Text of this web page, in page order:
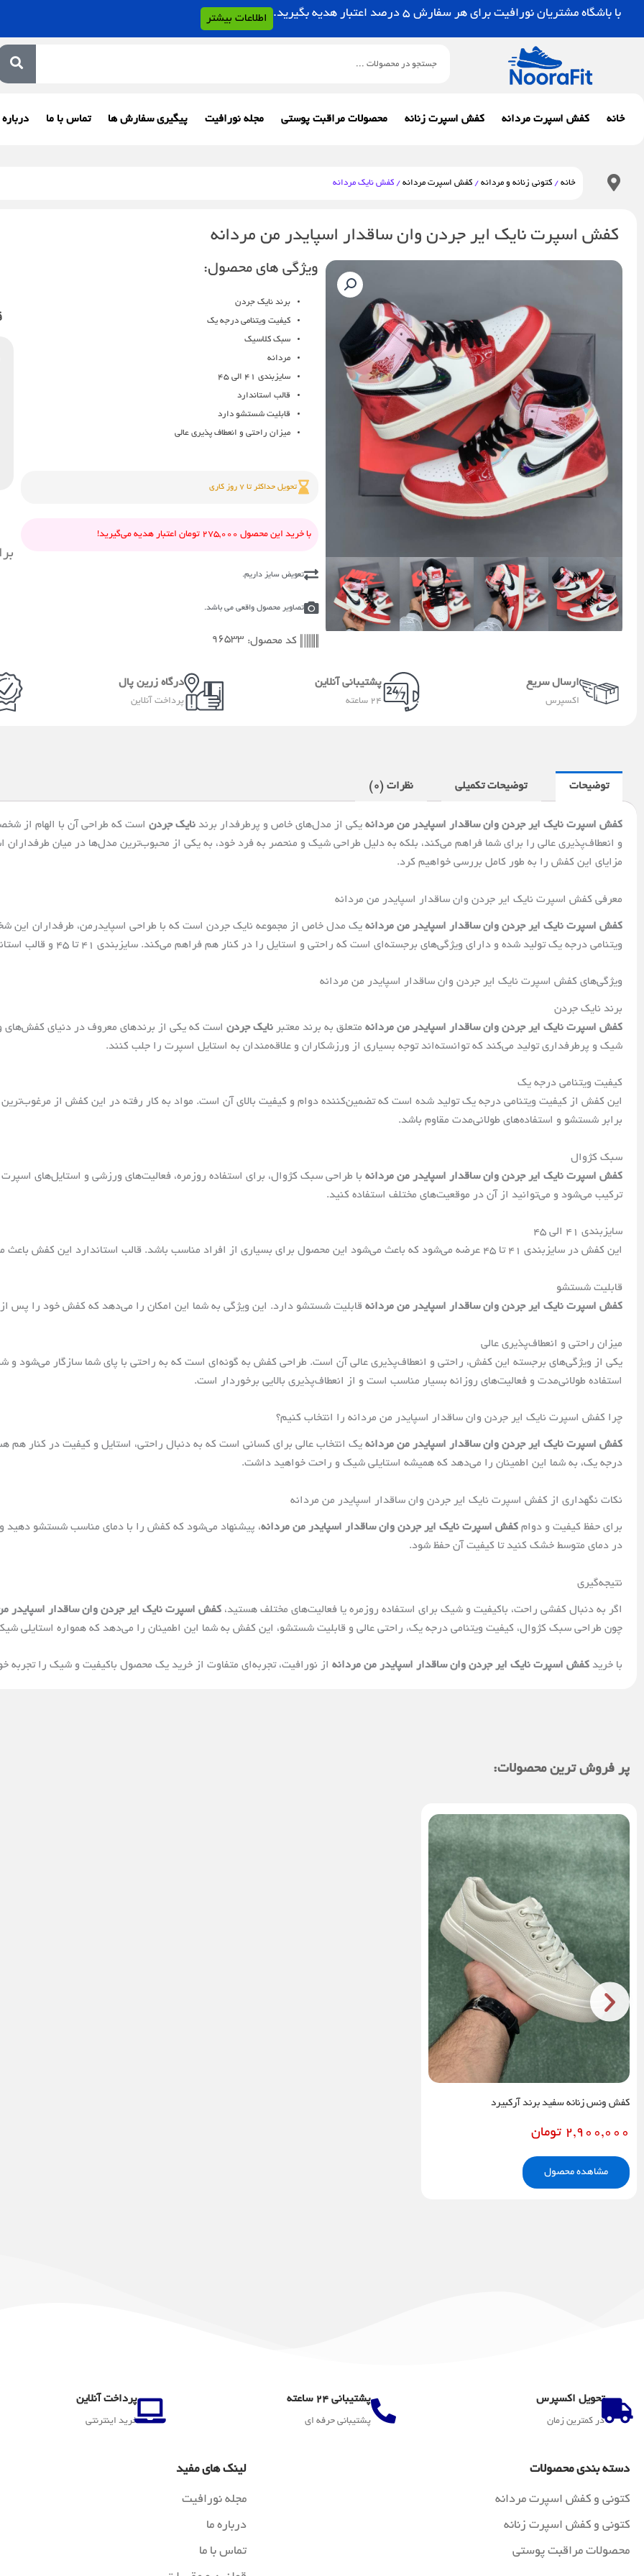
با باشگاه مشتریان نورافیت برای هر سفارش 5 درصد اعتبار هدیه بگیرید. اطلاعات بیشتر
خانه کفش اسپرت مردانه کفش اسپرت زنانه محصولات مراقبت پوستی مجله نورافیت پیگیری سفارش ها تماس با ما درباره
خانه / کتونی زنانه و مردانه / کفش اسپرت مردانه / کفش نایک مردانه
کفش اسپرت نایک ایر جردن وان ساقدار اسپایدر من مردانه
ویژگی های محصول:
برند نایک جردن
کیفیت ویتنامی درجه یک
سبک کلاسیک
مردانه
سایزبندی 41 الی 45
قالب استاندارد
قابلیت شستشو دارد
میزان راحتی و انعطاف پذیری عالی
تحویل حداکثر تا 7 روز کاری
با خرید این محصول 275,000 تومان اعتبار هدیه می‌گیرید!
تعویض سایز داریم.
تصاویر محصول واقعی می باشد.
کد محصول: 96533
ارسال سریع
اکسپرس
پشتیبانی آنلاین
24 ساعته
درگاه زرین پال
پرداخت آنلاین
توضیحات توضیحات تکمیلی نظرات (0)
کفش اسپرت نایک ایر جردن وان ساقدار اسپایدر من مردانه یکی از مدل‌های خاص و پرطرفدار برند نایک جردن است که طراحی آن با الهام از
و انعطاف‌پذیری عالی را برای شما فراهم می‌کند، بلکه به دلیل طراحی شیک و منحصر به فرد خود، به یکی از محبوب‌ترین مدل‌ها در میان
مزایای این کفش را به طور کامل بررسی خواهیم کرد.
معرفی کفش اسپرت نایک ایر جردن وان ساقدار اسپایدر من مردانه
کفش اسپرت نایک ایر جردن وان ساقدار اسپایدر من مردانه یک مدل خاص از مجموعه نایک جردن است که با طراحی اسپایدرمن، طرفداران
ویتنامی درجه یک تولید شده و دارای ویژگی‌های برجسته‌ای است که راحتی و استایل را در کنار هم فراهم می‌کند. سایزبندی ۴۱ تا ۴۵ و قالب استاندارد آن باعث می‌شود که برای بسیاری از افراد مناسب باشد.
ویژگی‌های کفش اسپرت نایک ایر جردن وان ساقدار اسپایدر من مردانه
برند نایک جردن
کفش اسپرت نایک ایر جردن وان ساقدار اسپایدر من مردانه متعلق به برند معتبر نایک جردن است که یکی از برندهای معروف در دنیای
شیک و پرطرفداری تولید می‌کند که توانسته‌اند توجه بسیاری از ورزشکاران و علاقه‌مندان به استایل اسپرت را جلب کنند.
کیفیت ویتنامی درجه یک
این کفش از کیفیت ویتنامی درجه یک تولید شده است که تضمین‌کننده دوام و کیفیت بالای آن است. مواد به کار رفته در این کفش از
برابر شستشو و استفاده‌های طولانی‌مدت مقاوم باشد.
سبک کژوال
کفش اسپرت نایک ایر جردن وان ساقدار اسپایدر من مردانه با طراحی سبک کژوال، برای استفاده روزمره، فعالیت‌های ورزشی و استایل‌های
ترکیب می‌شود و می‌توانید از آن در موقعیت‌های مختلف استفاده کنید.
سایزبندی ۴۱ الی ۴۵
این کفش در سایزبندی ۴۱ تا ۴۵ عرضه می‌شود که باعث می‌شود این محصول برای بسیاری از افراد مناسب باشد. قالب استاندارد این کفش باعث می‌شود که استفاده از آن راحت و بدون نگرانی باشد.
قابلیت شستشو
کفش اسپرت نایک ایر جردن وان ساقدار اسپایدر من مردانه قابلیت شستشو دارد. این ویژگی به شما این امکان را می‌دهد که کفش خود را پس از
میزان راحتی و انعطاف‌پذیری عالی
یکی از ویژگی‌های برجسته این کفش، راحتی و انعطاف‌پذیری عالی آن است. طراحی کفش به گونه‌ای است که به راحتی با پای شما سازگار می‌شود
استفاده طولانی‌مدت و فعالیت‌های روزانه بسیار مناسب است و از انعطاف‌پذیری بالایی برخوردار است.
چرا کفش اسپرت نایک ایر جردن وان ساقدار اسپایدر من مردانه را انتخاب کنیم؟
کفش اسپرت نایک ایر جردن وان ساقدار اسپایدر من مردانه یک انتخاب عالی برای کسانی است که به دنبال راحتی، استایل و کیفیت در کنار
درجه یک، به شما این اطمینان را می‌دهد که همیشه استایلی شیک و راحت خواهید داشت.
نکات نگهداری از کفش اسپرت نایک ایر جردن وان ساقدار اسپایدر من مردانه
برای حفظ کیفیت و دوام کفش اسپرت نایک ایر جردن وان ساقدار اسپایدر من مردانه، پیشنهاد می‌شود که کفش را با دمای مناسب شستشو دهید و
در دمای متوسط خشک کنید تا کیفیت آن حفظ شود.
نتیجه‌گیری
اگر به دنبال کفشی راحت، باکیفیت و شیک برای استفاده روزمره یا فعالیت‌های مختلف هستید، کفش اسپرت نایک ایر جردن وان ساقدار اسپایدر
چون طراحی سبک کژوال، کیفیت ویتنامی درجه یک، راحتی عالی و قابلیت شستشو، این کفش به شما این اطمینان را می‌دهد که همواره استایلی
با خرید کفش اسپرت نایک ایر جردن وان ساقدار اسپایدر من مردانه از نورافیت، تجربه‌ای متفاوت از خرید یک محصول باکیفیت و شیک را تجربه
پر فروش ترین محصولات:
کفش ونس زنانه سفید برند آرکبیرد
2,900,000 تومان
مشاهده محصول
تحویل اکسپرس
در کمترین زمان
پشتیبانی 24 ساعته
پشتیبانی حرفه ای
پرداخت آنلاین
خرید اینترنتی
دسته بندی محصولات
کتونی و کفش اسپرت مردانه
کتونی و کفش اسپرت زنانه
محصولات مراقبت پوستی
لینک های مفید
مجله نورافیت
درباره ما
تماس با ما